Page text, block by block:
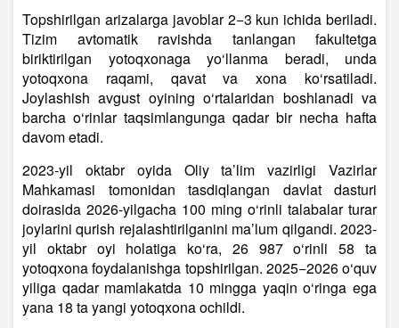
Topshirilgan arizalarga javoblar 2−3 kun ichida beriladi.
Tizim avtomatik ravishda tanlangan fakultetga
biriktirilgan yotoqxonaga yo‘llanma beradi, unda
yotoqxona raqami, qavat va xona ko‘rsatiladi.
Joylashish avgust oyining o‘rtalaridan boshlanadi va
barcha o‘rinlar taqsimlangunga qadar bir necha hafta
davom etadi.
2023-yil oktabr oyida Oliy ta’lim vazirligi Vazirlar
Mahkamasi tomonidan tasdiqlangan davlat dasturi
doirasida 2026-yilgacha 100 ming o‘rinli talabalar turar
joylarini qurish rejalashtirilganini ma’lum qilgandi. 2023-
yil oktabr oyi holatiga ko‘ra, 26 987 o‘rinli 58 ta
yotoqxona foydalanishga topshirilgan. 2025−2026 o‘quv
yiliga qadar mamlakatda 10 mingga yaqin o‘ringa ega
yana 18 ta yangi yotoqxona ochildi.